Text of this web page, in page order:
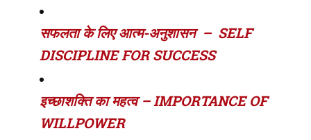
सफलता के लिए आत्म-अनुशासन – SELF
DISCIPLINE FOR SUCCESS
इच्छाशक्ति का महत्व – IMPORTANCE OF
WILLPOWER